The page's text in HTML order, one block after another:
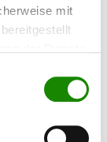
mit